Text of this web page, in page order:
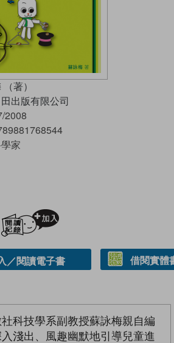
著）
出版有限公司
2008
家
試閲
／閱讀電子書 借閱實體
科技學系副教授蘇詠梅親自編
淺出、風趣幽默地引導兒童進